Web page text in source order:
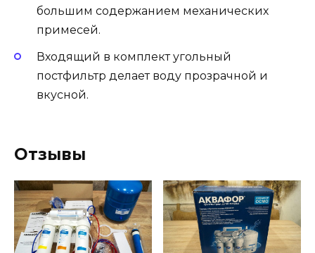
большим содержанием механических
примесей.
Входящий в комплект угольный
постфильтр делает воду прозрачной и
вкусной.
Отзывы